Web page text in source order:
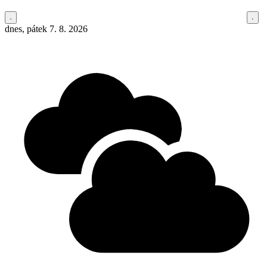
dnes, pátek 7. 8. 2026